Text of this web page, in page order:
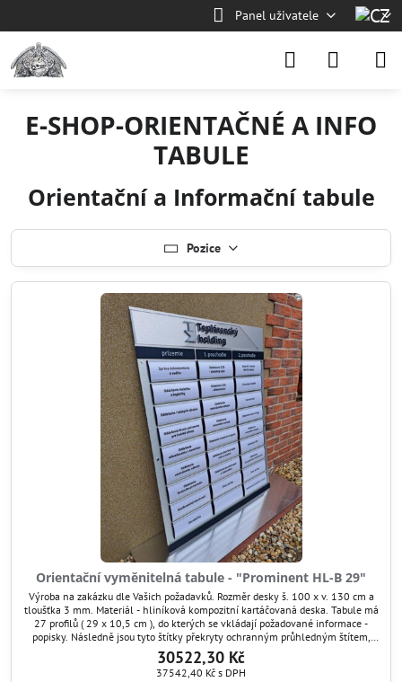
Panel uživatele
E-SHOP-ORIENTAČNÉ A INFO
TABULE
Orientační a Informační tabule
Pozice
Orientační vyměnitelná tabule - "Prominent HL-B 29"
Výroba na zakázku dle Vašich požadavků. Rozměr desky š. 100 x v. 130 cm a
tloušťka 3 mm. Materiál - hliníková kompozitní kartáčovaná deska. Tabule má
27 profilů ( 29 x 10,5 cm ), do kterých se vkládají požadované informace -
popisky. Následně jsou tyto štítky překryty ochranným průhledným štítem,
který je antireflexní a chrání grafiku před poškozením. Tímto způsobem si
umíte orientační...
30522,30 Kč
37542,40 Kč s DPH